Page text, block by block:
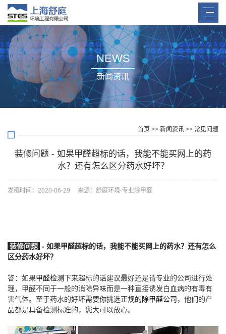
NEWS
新闻资讯
首页 >> 新闻资讯 >> 常见问题
装修问题 - 如果甲醛超标的话，我能不能买网上的药
水？还有怎么区分药水好坏？
发稿时间：2020-06-29 来源：舒庭环境-专业除甲醛
装修问题 - 如果甲醛超标的话，我能不能买网上的药水？还有怎么
区分药水好坏？
答：如果甲醛检测下来超标的话建议最好还是请专业的公司进行处
理，甲醛不同于一般的消除异味而是一种直接诱发白血病的有毒有
害气体。至于药水的好坏需要你挑选正规的除甲醛公司 ，他们的产
品都是具备检测标准的，您大可以放心。